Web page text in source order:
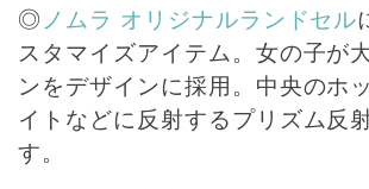
◎ ノムラ オリジナルランドセル
スタマイズアイテム。女の子が
ンをデザインに採用。中央のホ
イトなどに反射するプリズム反
す。